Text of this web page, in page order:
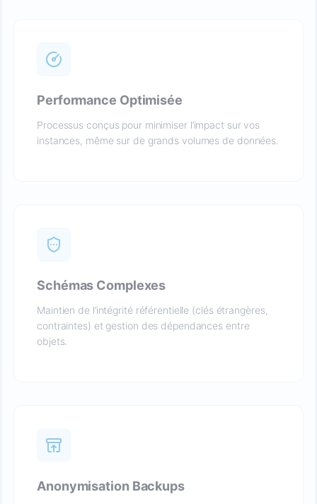
Performance Optimisée
Processus conçus pour minimiser l’impact sur vos
instances, même sur de grands volumes de données.
Schémas Complexes
Maintien de l’intégrité référentielle (clés étrangères,
contraintes) et gestion des dépendances entre
objets.
Anonymisation Backups